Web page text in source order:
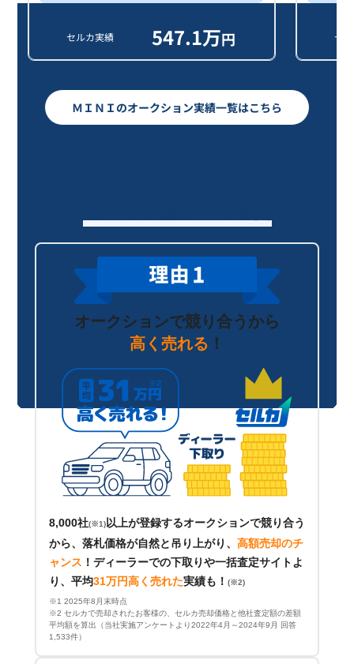
セルカ実績 547.1万円 セ
ＭＩＮＩのオークション実績一覧はこちら
オークションで競り合うから
高く売れる ！
8,000社(※1) 以上が登録するオークションで競り合う
から、落札価格が自然と吊り上がり、 高額売却のチ
ャンス ！ ディーラーでの下取りや一括査定サイトよ
り、平均31万円高く売れた実績も！ (※2)
※1 2025年8月末時点
※2 セルカで売却されたお客様の、セルカ売却価格と他社査定額の差額
平均額を算出（当社実施アンケートより2022年4月～2024年9月 回答
1,533件）